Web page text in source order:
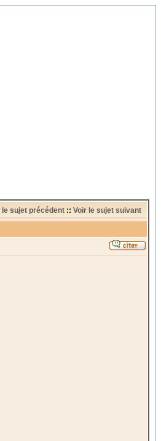
le sujet précédent :: Voir le sujet suivant